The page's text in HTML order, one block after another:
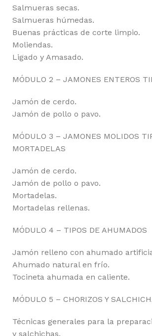
Salmueras secas.
Salmueras húmedas.
Buenas prácticas de corte limpio.
Moliendas.
Ligado y Amasado.
MÓDULO 2 – JAMONES ENTEROS
Jamón de cerdo.
Jamón de pollo o pavo.
MÓDULO 3 – JAMONES MOLIDOS
MORTADELAS
Jamón de cerdo.
Jamón de pollo o pavo.
Mortadelas.
Mortadelas rellenas.
MÓDULO 4 – TIPOS DE AHUMADOS
Jamón relleno con ahumado
Ahumado natural en frío.
Tocineta ahumada en caliente.
MÓDULO 5 – CHORIZOS Y
Técnicas generales para la
y salchichas.